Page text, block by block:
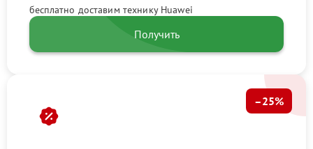
бесплатно доставим технику Huawei
Получить
–25%